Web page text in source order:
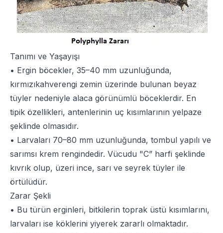
Tanımı ve Yaşayışı
• Ergin böcekler, 35–40 mm uzunluğunda,
kırmızıkahverengi zemin üzerinde bulunan beyaz
tüyler nedeniyle alaca görünümlü böceklerdir. En
tipik özellikleri, antenlerinin uç kısımlarının yelpaze
şeklinde olmasıdır.
• Larvaları 70–80 mm uzunluğunda, tombul yapılı ve
sarımsı krem rengindedir. Vücudu "C” harfi şeklinde
kıvrık olup, üzeri ince, sarı ve seyrek tüyler ile
örtülüdür.
Zarar Şekli
• Bu türün erginleri, bitkilerin toprak üstü kısımlarını,
larvaları ise köklerini yiyerek zararlı olmaktadır.